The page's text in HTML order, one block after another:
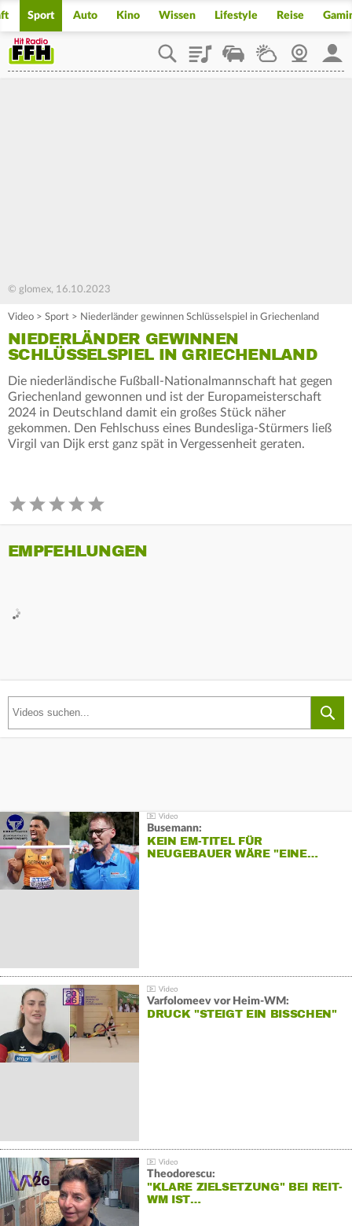
Sport Auto Kino Wissen Lifestyle Reise
PlaylistStaupilotWetterWebcam
© glomex, 16.10.2023
Video > Sport > Niederländer gewinnen Schlüsselspiel in Griechenland
NIEDERLÄNDER GEWINNEN
SCHLÜSSELSPIEL IN GRIECHENLAND
Die niederländische Fußball-Nationalmannschaft hat gegen
Griechenland gewonnen und ist der Europameisterschaft
2024 in Deutschland damit ein großes Stück näher
gekommen. Den Fehlschuss eines Bundesliga-Stürmers ließ
Virgil van Dijk erst ganz spät in Vergessenheit geraten.
EMPFEHLUNGEN
Busemann:
KEIN EM-TITEL FÜR
NEUGEBAUER WÄRE "EINE…
Varfolomeev vor Heim-WM:
DRUCK "STEIGT EIN BISSCHEN"
Theodorescu:
"KLARE ZIELSETZUNG" BEI REIT-
WM IST…